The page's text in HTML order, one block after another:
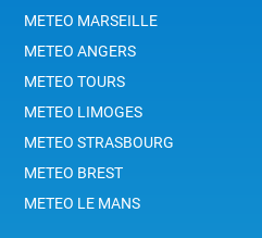
METEO MARSEILLE
METEO ANGERS
METEO TOURS
METEO LIMOGES
METEO STRASBOURG
METEO BREST
METEO LE MANS